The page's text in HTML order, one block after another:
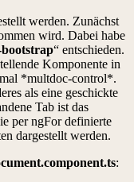
werden. Zunächst
wird. Dabei habe
“ entschieden.
Komponente in
*multdoc-control*.
als eine geschickte
Tab ist das
per ngFor definierte
dargestellt werden.
: